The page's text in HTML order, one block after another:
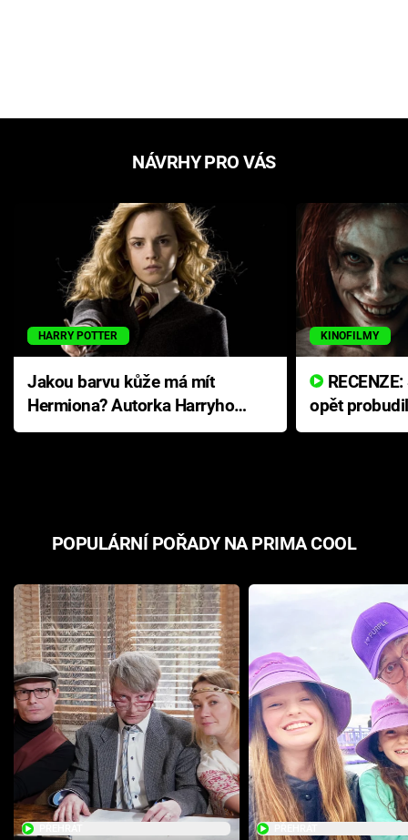
NÁVRHY PRO VÁS
HARRY POTTER
Jakou barvu kůže má mít
Hermiona? Autorka Harryho
Pottera přišla s ráznou
KINOFILMY
opět
přichází s
POPULÁRNÍ POŘADY NA PRIMA COOL